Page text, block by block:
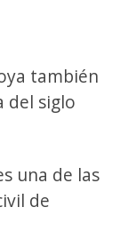
también
siglo
una de las
de